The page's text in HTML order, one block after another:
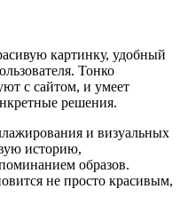
картинку, удобный
Тонко
с сайтом, и умеет
решения.
и визуальных
историю,
образов.
не просто красивым,